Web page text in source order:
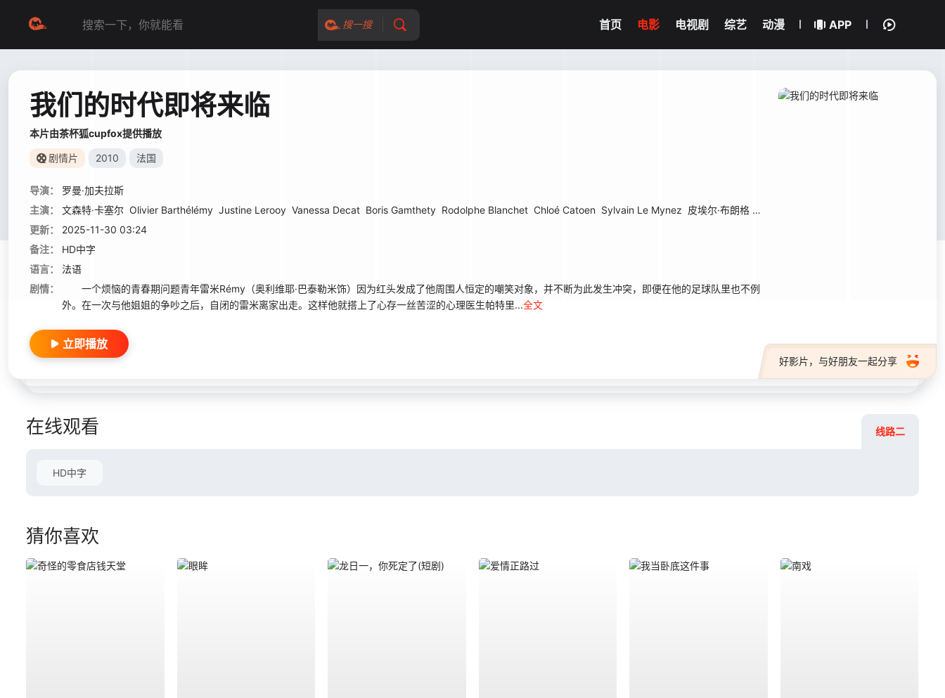
搜一搜 首页 电影 电视剧 综艺 动漫 APP
我们的时代即将来临
本片由茶杯狐cupfox提供播放
剧情片 2010 法国
导演：
罗曼·加夫拉斯
主演：
文森特·卡塞尔 Olivier Barthélémy Justine Lerooy Vanessa Decat Boris Gamthety Rodolphe Blanchet Chloé Catoen Sylvain Le Mynez 皮埃尔·布朗格 Mathilde Braure
更新：
2025-11-30 03:24
备注：
HD中字
语言：
法语
剧情：
一个烦恼的青春期问题青年雷米Rémy（奥利维耶·巴泰勒米饰）因为红头发成了他周围人恒定的嘲笑对象，并不断为此发生冲突，即便在他的足球队里也不例
外。在一次与他姐姐的争吵之后，自闭的雷米离家出走。这样他就搭上了心存一丝苦涩的心理医生帕特里...全文
好影片，与好朋友一起分享
立即播放
在线观看 线路二
HD中字
猜你喜欢